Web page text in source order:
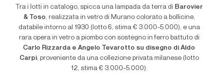
Tra i lotti in catalogo, spicca una lampada da terra di Barovier
& Toso, realizzata in vetro di Murano colorato a bollicine,
databile intorno al 1930 (lotto 6, stima € 3.000-5.000), e una
rara opera in vetro a piombo con sostegno in ferro battuto di
Carlo Rizzarda e Angelo Tevarotto su disegno di Aldo
Carpi, proveniente da una collezione privata milanese (lotto
12, stima € 3.000-5.000).